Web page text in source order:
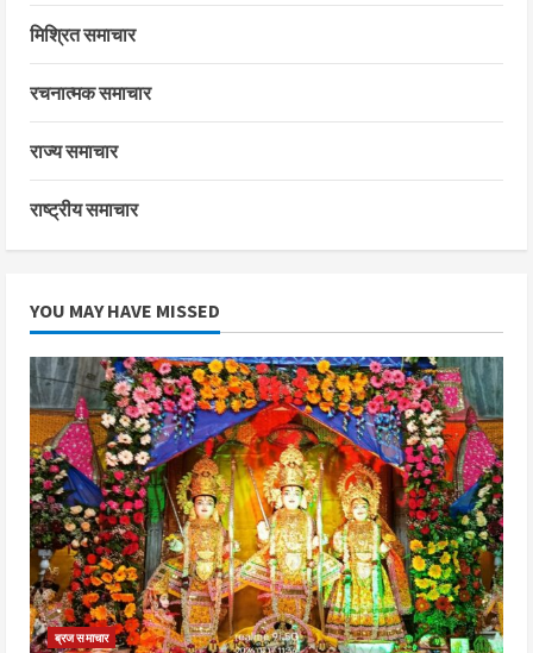
मिश्रित समाचार
रचनात्मक समाचार
राज्य समाचार
राष्ट्रीय समाचार
YOU MAY HAVE MISSED
ब्रज समाचार